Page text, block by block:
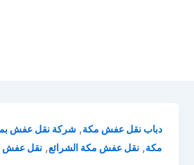
دباب نقل عفش مكة, شركة نقل عفش
مكة, نقل عفش مكة الشرائع, نقل عفش